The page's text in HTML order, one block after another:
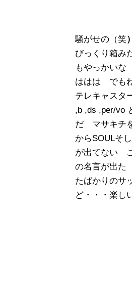
騒がせの（笑
びっくり箱み
もやっかいな
ははは でも
テレキャスタ
,b ,ds ,per/vo
だ マサキチ
からSOULそ
が出てない
の名言が出
たばかりのサ
ど・・・楽し